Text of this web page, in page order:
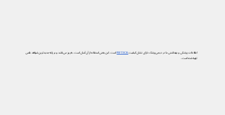
اطلاعات پزشکی و بهداشتی ما در دیجی‌پزشک دارای نشان کیفیتPIF TICKاست. این یعنی استفاده از آن آسان است، به‌روز می‌باشد و بر پایه جدیدترین شواهد علمی
تهیه شده است.